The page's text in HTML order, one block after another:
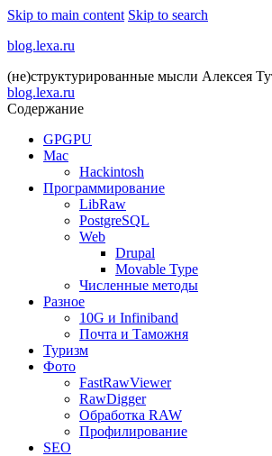
Skip to main content Skip to search
blog.lexa.ru
(не)структурированные мысли Алексея
blog.lexa.ru
Содержание
GPGPU
Mac
Hackintosh
Программирование
LibRaw
PostgreSQL
Web
Drupal
Movable Type
Численные методы
Разное
10G и Infiniband
Почта и Таможня
Туризм
Фото
FastRawViewer
RawDigger
Обработка RAW
Профилирование
SEO